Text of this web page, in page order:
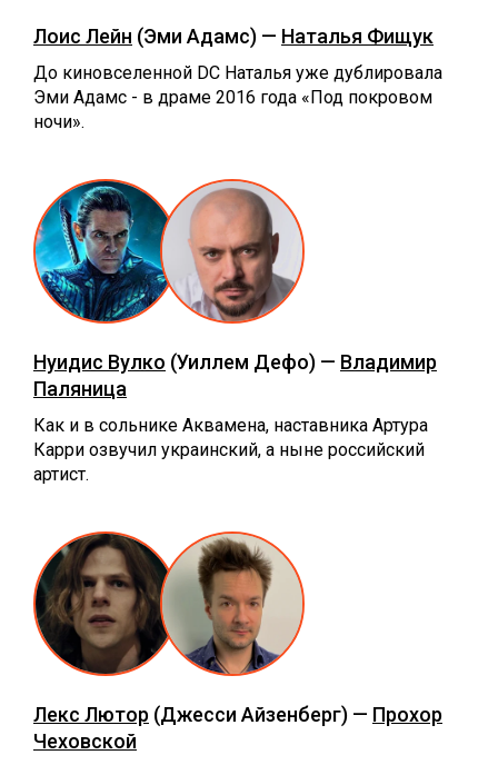
Лоис Лейн (Эми Адамс) — Наталья Фищук
До киновселенной DC Наталья уже дублировала
Эми Адамс - в драме 2016 года «‎Под покровом
ночи».
Нуидис Вулко (Уиллем Дефо) — Владимир
Паляница
Как и в сольнике Аквамена, наставника Артура
Карри озвучил украинский, а ныне российский
артист.
Лекс Лютор (Джесси Айзенберг) — Прохор
Чеховской